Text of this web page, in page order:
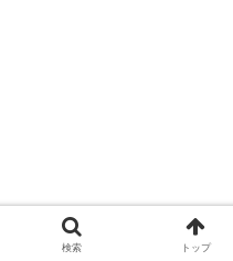
検索 トップ